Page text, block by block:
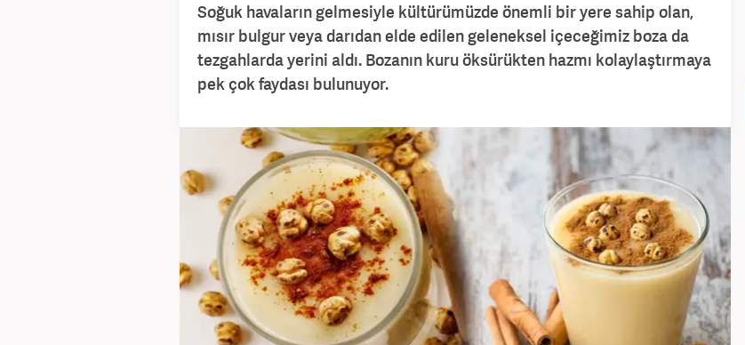
Soğuk havaların gelmesiyle kültürümüzde önemli bir yere sahip olan,
mısır bulgur veya darıdan elde edilen geleneksel içeceğimiz boza da
tezgahlarda yerini aldı. Bozanın kuru öksürükten hazmı kolaylaştırmaya
pek çok faydası bulunuyor.